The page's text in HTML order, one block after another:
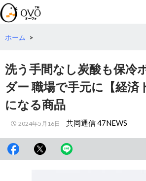
検
索
コ
テ
へ
動
ホーム >
洗う手間なし炭酸も保冷
ダー 職場で手元に【経済
になる商品
2024年5月16日 共同通信 47NEWS